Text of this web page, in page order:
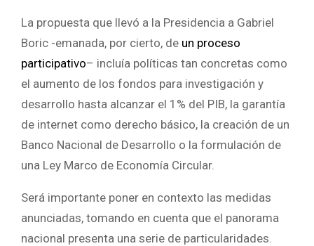
La propuesta que llevó a la Presidencia a Gabriel
Boric -emanada, por cierto, de un proceso
participativo– incluía políticas tan concretas como
el aumento de los fondos para investigación y
desarrollo hasta alcanzar el 1% del PIB, la garantía
de internet como derecho básico, la creación de un
Banco Nacional de Desarrollo o la formulación de
una Ley Marco de Economía Circular.
Será importante poner en contexto las medidas
anunciadas, tomando en cuenta que el panorama
nacional presenta una serie de particularidades.